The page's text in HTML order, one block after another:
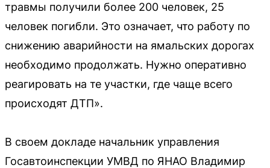
травмы получили более 200 человек, 25
человек погибли. Это означает, что работу по
снижению аварийности на ямальских дорогах
необходимо продолжать. Нужно оперативно
реагировать на те участки, где чаще всего
происходят ДТП».
В своем докладе начальник управления
Госавтоинспекции УМВД по ЯНАО Владимир